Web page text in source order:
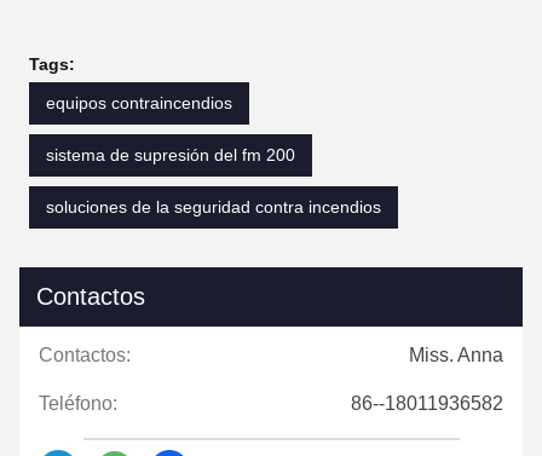
Tags:
equipos contraincendios
sistema de supresión del fm 200
soluciones de la seguridad contra incendios
Contactos
Contactos: Miss. Anna
Teléfono: 86--18011936582